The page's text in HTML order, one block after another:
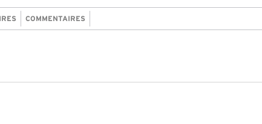
COMMENTAIRES